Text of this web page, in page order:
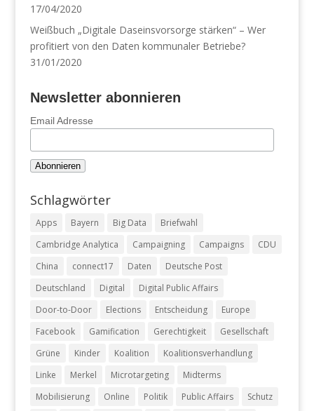
17/04/2020
Weißbuch „Digitale Daseinsvorsorge stärken“ – Wer
profitiert von den Daten kommunaler Betriebe?
31/01/2020
Newsletter abonnieren
Email Adresse
Schlagwörter
Apps Bayern Big Data
Briefwahl
Cambridge Analytica
Campaigning Campaigns
CDU
China
connect17 Daten
Deutsche Post
Deutschland
Digital
Digital Public Affairs
Door-to-Door
Elections Entscheidung
Europe
Facebook
Gamification Gerechtigkeit
Gesellschaft
Grüne
Kinder Koalition
Koalitionsverhandlung
Linke
Merkel Microtargeting
Midterms
Mobilisierung
Online Politik Public Affairs
Schutz